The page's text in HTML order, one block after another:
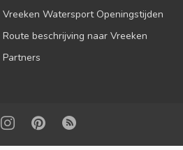
Vreeken Watersport Openingstijden
Route beschrijving naar Vreeken
Partners